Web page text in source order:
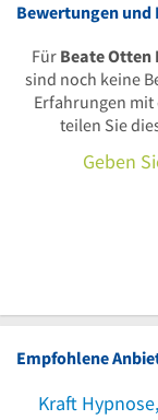
Bewertungen
Für Beate
sind noch keine
Erfahrungen
teilen Sie
Geben
Empfohlene
Kraft